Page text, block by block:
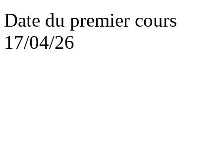
Date du premier cours
17/04/26